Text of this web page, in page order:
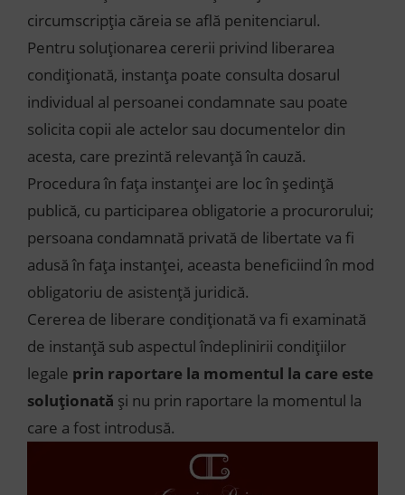
circumscripția căreia se află penitenciarul.
Pentru soluționarea cererii privind liberarea
condiționată, instanța poate consulta dosarul
individual al persoanei condamnate sau poate
solicita copii ale actelor sau documentelor din
acesta, care prezintă relevanță în cauză.
Procedura în fața instanței are loc în ședință
publică, cu participarea obligatorie a procurorului;
persoana condamnată privată de libertate va fi
adusă în fața instanței, aceasta beneficiind în mod
obligatoriu de asistență juridică.
Cererea de liberare condiționată va fi examinată
de instanță sub aspectul îndeplinirii condițiilor
legale prin raportare la momentul la care este
soluționată și nu prin raportare la momentul la
care a fost introdusă.